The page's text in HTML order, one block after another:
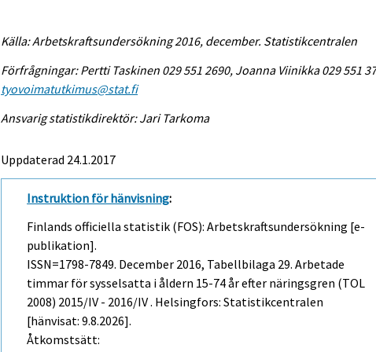
Källa: Arbetskraftsundersökning 2016, december. Statistikcentralen
Förfrågningar: Pertti Taskinen 029 551 2690, Joanna Viinikka 029 551
tyovoimatutkimus@stat.fi
Ansvarig statistikdirektör: Jari Tarkoma
Uppdaterad 24.1.2017
Instruktion för hänvisning:
Finlands officiella statistik (FOS): Arbetskraftsundersökning [e-
publikation].
ISSN=1798-7849. December 2016, Tabellbilaga 29. Arbetade
timmar för sysselsatta i åldern 15-74 år efter näringsgren (TOL
2008) 2015/IV - 2016/IV . Helsingfors: Statistikcentralen
[hänvisat: 9.8.2026].
Åtkomstsätt: